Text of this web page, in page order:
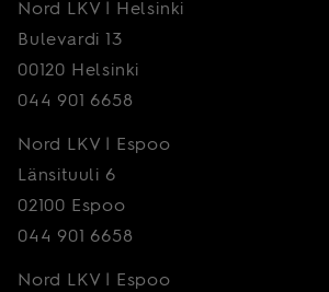
Nord LKV | Helsinki
Bulevardi 13
00120 Helsinki
044 901 6658
Nord LKV | Espoo
Länsituuli 6
02100 Espoo
044 901 6658
Nord LKV | Espoo